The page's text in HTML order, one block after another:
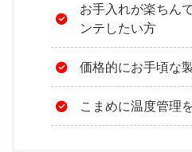
お手入れが楽ちん
ンテしたい方
価格的にお手頃な
こまめに温度管理